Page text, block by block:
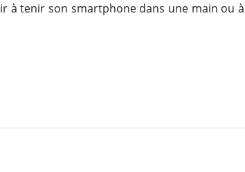
à tenir son smartphone dans une main ou à